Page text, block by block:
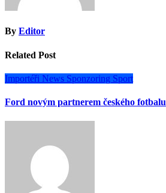
By Editor
Related Post
Importéři News Sponzoring Sport
Ford novým partnerem českého fotbalu